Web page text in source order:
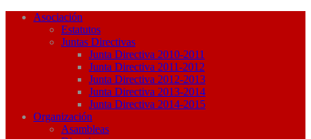
Asociación
Estatutos
Juntas Directivas
Junta Directiva 2010-2011
Junta Directiva 2011-2012
Junta Directiva 2012-2013
Junta Directiva 2013-2014
Junta Directiva 2014-2015
Organización
Asambleas